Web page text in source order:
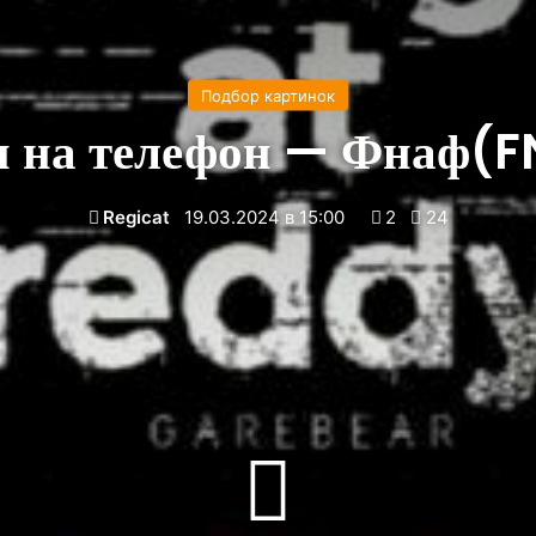
Подбор картинок
на телефон —
Regicat 19.03.2024 в 15:00 2 24